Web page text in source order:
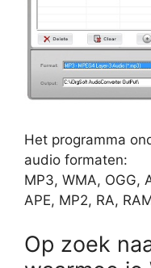
Het programma
audio formaten:
MP3, WMA, OGG,
APE, MP2, RA,
Op zoek